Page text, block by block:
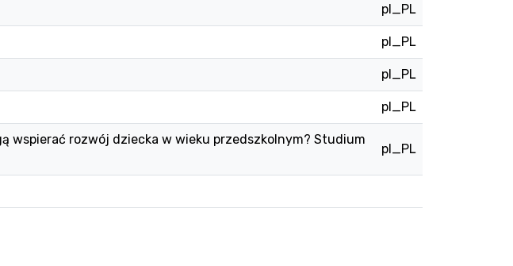
pl_PL
pl_PL
pl_PL
pl_PL
rozwój dziecka w wieku przedszkolnym? Studium
pl_PL